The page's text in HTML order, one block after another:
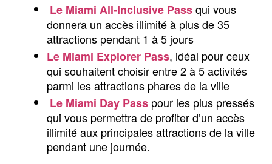
Le Miami All-Inclusive Pass qui vous
donnera un accès illimité à plus de 35
attractions pendant 1 à 5 jours
Le Miami Explorer Pass, idéal pour ceux
qui souhaitent choisir entre 2 à 5 activités
parmi les attractions phares de la ville
Le Miami Day Pass pour les plus pressés
qui vous permettra de profiter d’un accès
illimité aux principales attractions de la ville
pendant une journée.